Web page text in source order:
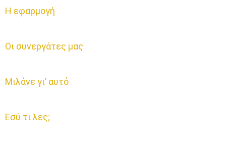
Η εφαρμογή
Οι συνεργάτες μας
Μιλάνε γι’ αυτό
Εσύ τι λες;